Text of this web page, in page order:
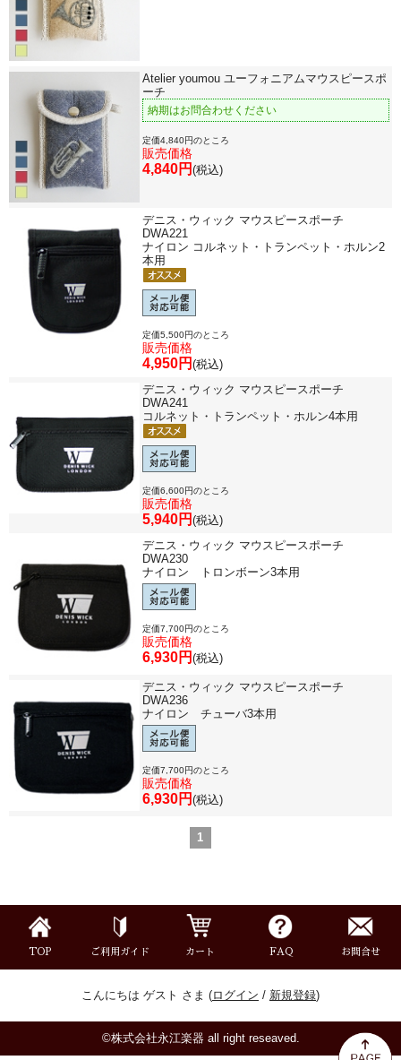
Atelier youmou ユーフォニアムマウスピースポ
ーチ
納期はお問合わせください
定価4,840円のところ
販売価格
4,840円 (税込)
デニス・ウィック マウスピースポーチ
DWA221
ナイロン コルネット・トランペット・ホルン2
本用
定価5,500円のところ
販売価格
4,950円 (税込)
デニス・ウィック マウスピースポーチ
DWA241
コルネット・トランペット・ホルン4本用
定価6,600円のところ
販売価格
5,940円 (税込)
デニス・ウィック マウスピースポーチ
DWA230
ナイロン トロンボーン3本用
定価7,700円のところ
販売価格
6,930円 (税込)
デニス・ウィック マウスピースポーチ
DWA236
ナイロン チューバ3本用
定価7,700円のところ
販売価格
6,930円 (税込)
1
TOP ご利用ガイド カート FAQ お問合せ
こんにちは ゲスト さま (ログイン / 新規登録)
©株式会社永江楽器 all right reseaved.